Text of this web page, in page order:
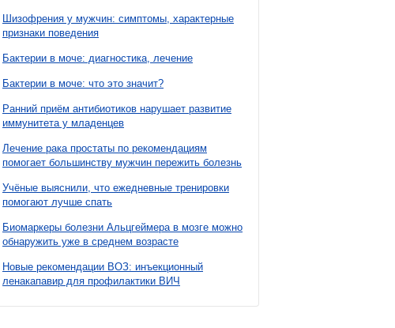
Шизофрения у мужчин: симптомы, характерные
признаки поведения
Бактерии в моче: диагностика, лечение
Бактерии в моче: что это значит?
Ранний приём антибиотиков нарушает развитие
иммунитета у младенцев
Лечение рака простаты по рекомендациям
помогает большинству мужчин пережить болезнь
Учёные выяснили, что ежедневные тренировки
помогают лучше спать
Биомаркеры болезни Альцгеймера в мозге можно
обнаружить уже в среднем возрасте
Новые рекомендации ВОЗ: инъекционный
ленакапавир для профилактики ВИЧ